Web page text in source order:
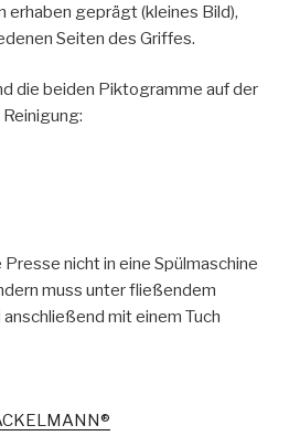
erhaben geprägt (kleines Bild),
Seiten des Griffes.
die beiden Piktogramme auf der
nicht in eine Spülmaschine
muss unter fließendem
mit einem Tuch